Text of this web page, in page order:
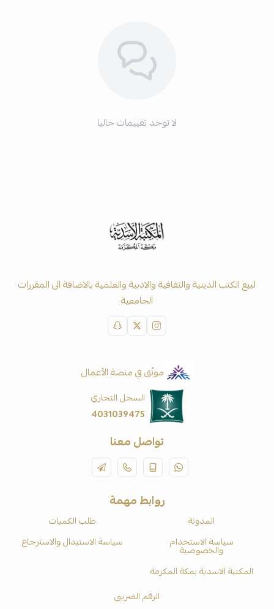
لا توجد تقييمات حاليا
لبيع الكتب الدينية والثقافية والادبية والعلمية بالاضافة الى المقررات
الجامعية
موثّق في منصة الأعمال
السجل التجاري
4031039475
تواصل معنا
روابط مهمة
المدونة
طلب الكميات
سياسة الاستخدام
والخصوصية
سياسة الاستبدال والاسترجاع
المكتبة الاسدية بمكة المكرمة
الرقم الضريبي